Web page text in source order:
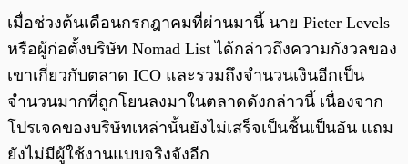
เมื่อช่วงต้นเดือนกรกฎาคมที่ผ่านมานี้ นาย Pieter Levels
หรือผู้ก่อตั้งบริษัท Nomad List ได้กล่าวถึงความกังวลของ
เขาเกี่ยวกับตลาด ICO และรวมถึงจำนวนเงินอีกเป็น
จำนวนมากที่ถูกโยนลงมาในตลาดดังกล่าวนี้ เนื่องจาก
โปรเจคของบริษัทเหล่านั้นยังไม่เสร็จเป็นชิ้นเป็นอัน แถม
ยังไม่มีผู้ใช้งานแบบจริงจังอีก